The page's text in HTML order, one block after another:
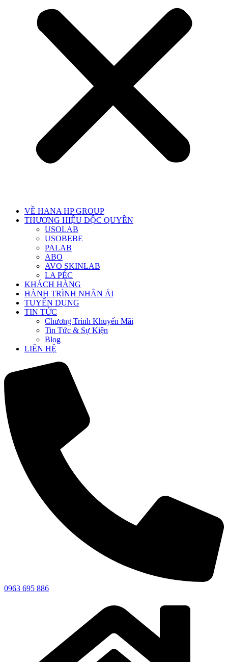
VỀ HANA HP GROUP
THƯƠNG HIỆU ĐỘC QUYỀN
USOLAB
USOBEBE
PALAB
ABO
AVO SKINLAB
LA PÉC
KHÁCH HÀNG
HÀNH TRÌNH NHÂN ÁI
TUYỂN DỤNG
TIN TỨC
Chương Trình Khuyến Mãi
Tin Tức & Sự Kiện
Blog
LIÊN HỆ
0963 695 886